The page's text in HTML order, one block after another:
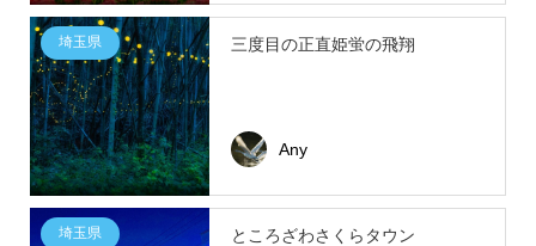
埼玉県 三度目の正直姫蛍の飛翔
Any
埼玉県 ところざわさくらタウン